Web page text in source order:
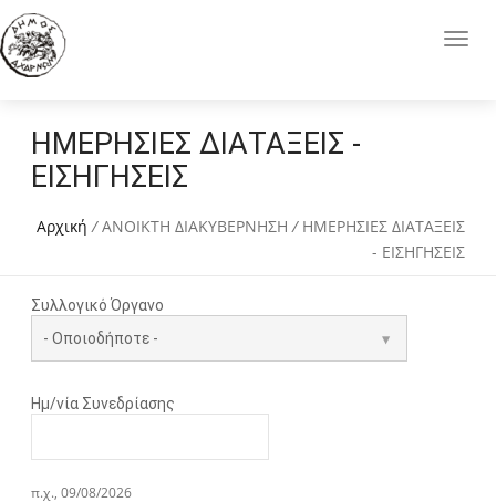
ΗΜΕΡΗΣΙΕΣ ΔΙΑΤΑΞΕΙΣ -
ΕΙΣΗΓΗΣΕΙΣ
Αρχική /ΑΝΟΙΚΤΗ ΔΙΑΚΥΒΕΡΝΗΣΗ / ΗΜΕΡΗΣΙΕΣ ΔΙΑΤΑΞΕΙΣ
- ΕΙΣΗΓΗΣΕΙΣ
Συλλογικό Όργανο
Ημ/νία Συνεδρίασης
π.χ., 09/08/2026